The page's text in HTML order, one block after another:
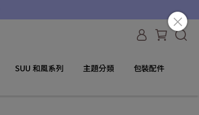
SUU 和風系列 主題分類
包裝配件